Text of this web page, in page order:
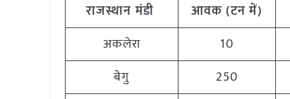
राजस्थान मंडी आवक (टन में)
अकलेरा
10
बेगु
250